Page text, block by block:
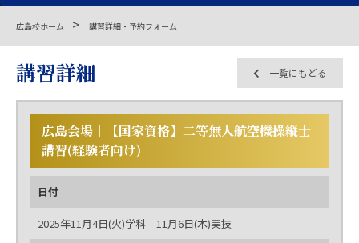
広島校ホーム 講習詳細・予約フォーム
講習詳細 一覧にもどる
広島会場│【国家資格】二等無人航空機操縦士
講習(経験者向け)
日付
2025年11月4日(火)学科 11月6日(木)実技